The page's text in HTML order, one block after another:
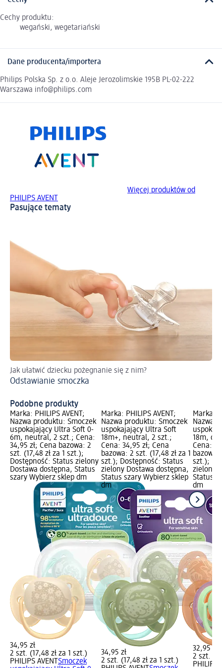
Cechy produktu:
wegański, wegetariański
Dane producenta/importera
Philips Polska Sp. z o.o. Aleje Jerozolimskie 195B PL-02-222
Warszawa info@philips.com
Więcej produktów od
PHILIPS AVENT
Pasujące tematy
Jak ułatwić dziecku pożegnanie się z nim?
Odstawianie smoczka
Podobne produkty
Marka: PHILIPS AVENT;
Nazwa produktu: Smoczek
uspokajający Ultra Soft 0-
6m, neutral, 2 szt.; Cena:
34,95 zł; Cena bazowa: 2
szt. (17,48 zł za 1 szt.);
Dostępność: Status zielony
Dostawa dostępna, Status
szary Wybierz sklep dm
34,95 zł
2 szt. (17,48 zł za 1 szt.)
PHILIPS AVENT Smoczek
Marka: PHILIPS AVENT;
Nazwa produktu: Smoczek
uspokajający Ultra Soft
18m+, neutral, 2 szt.;
Cena: 34,95 zł; Cena
bazowa: 2 szt. (17,48 zł za 1
szt.); Dostępność: Status
zielony Dostawa dostępna,
Status szary Wybierz sklep
dm
34,95 zł
2 szt. (17,48 zł za 1 szt.)
Marka:
Nazwa
18m,
Cena:
bazowa:
szt.);
zielony
Status
dm
32,95 zł
2 szt.
PHILIPS